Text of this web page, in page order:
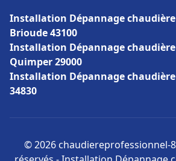
Installation Dépannage
Brioude 43100
Installation Dépannage
Quimper 29000
Installation Dépannage chaudière
34830
© 2026 chaudiereprofessionnel-